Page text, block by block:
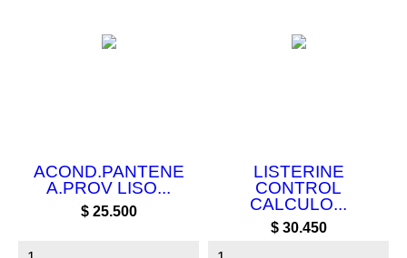
ACOND.PANTENE
A.PROV LISO...
Precio
$ 25.500
LISTERINE
CONTROL
CALCULO...
Precio
$ 30.450